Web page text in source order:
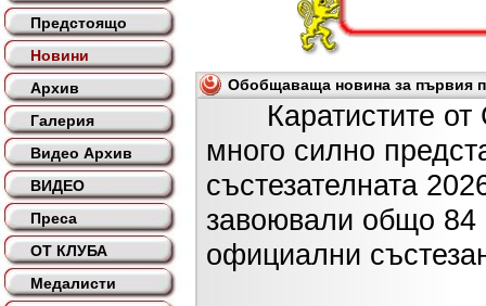
Предстоящо
Новини
Архив
Галерия
Видео Архив
ВИДЕО
Преса
ОТ КЛУБА
Медалисти
Обобщаваща новина за първия
Каратистите от
много силно
състезателната
завоювали общо 84
официални